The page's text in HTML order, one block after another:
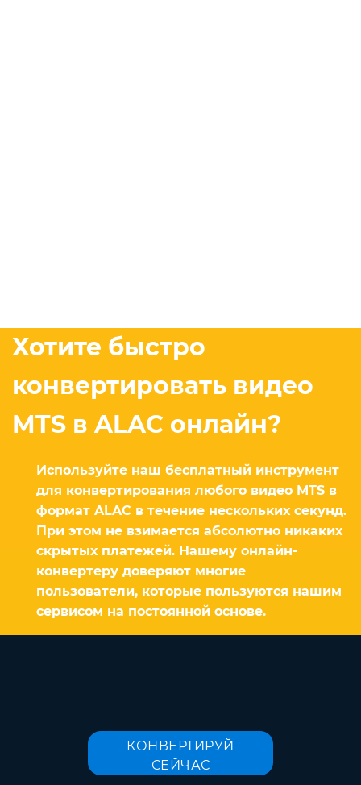
Хотите быстро
конвертировать видео
MTS в ALAC онлайн?
Используйте наш бесплатный инструмент
для конвертирования любого видео MTS в
формат ALAC в течение нескольких секунд.
При этом не взимается абсолютно никаких
скрытых платежей. Нашему онлайн-
конвертеру доверяют многие
пользователи, которые пользуются нашим
сервисом на постоянной основе.
КОНВЕРТИРУЙ
СЕЙЧАС